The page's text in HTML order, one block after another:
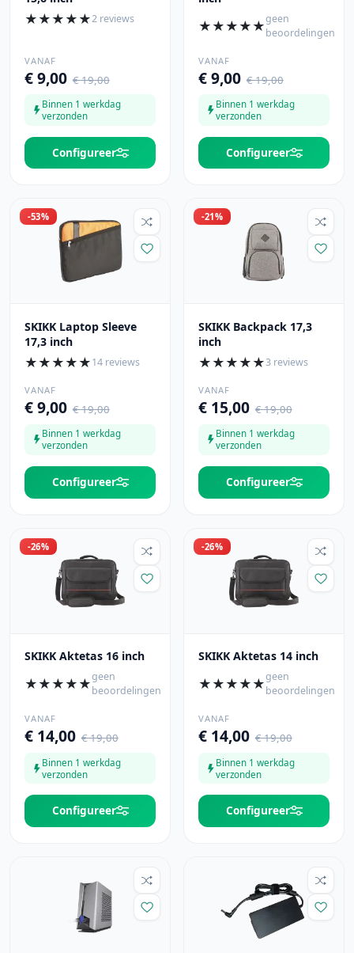
★★★★★2 reviews
VANAF
€ 9,00 € 19,00
Binnen 1 werkdag
verzonden
Configureer
★★★★★geen
beoordelingen
VANAF
€ 9,00 € 19,00
Binnen 1 werkdag
verzonden
Configureer
-53%
SKIKK Laptop Sleeve
17,3 inch
★★★★★14 reviews
VANAF
€ 9,00 € 19,00
Binnen 1 werkdag
verzonden
Configureer
-21%
SKIKK Backpack 17,3
inch
★★★★★3 reviews
VANAF
€ 15,00 € 19,00
Binnen 1 werkdag
verzonden
Configureer
-26%
SKIKK Aktetas 16 inch
★★★★★geen
beoordelingen
VANAF
€ 14,00 € 19,00
Binnen 1 werkdag
verzonden
Configureer
-26%
SKIKK Aktetas 14 inch
★★★★★geen
beoordelingen
VANAF
€ 14,00 € 19,00
Binnen 1 werkdag
verzonden
Configureer